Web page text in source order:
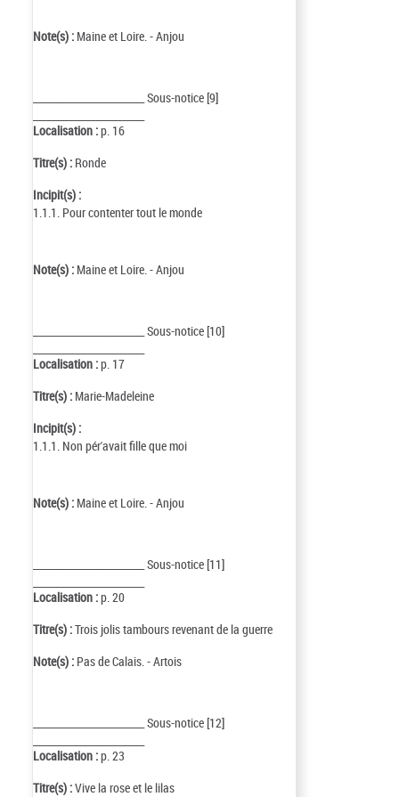
Note(s) : Maine et Loire. - Anjou
_________________________ Sous-notice [9]
Localisation :p. 16
Titre(s) : Ronde
Incipit(s) :
1.1.1. Pour contenter tout le monde
Note(s) : Maine et Loire. - Anjou
_________________________ Sous-notice [10]
Localisation :p. 17
Titre(s) : Marie-Madeleine
Incipit(s) :
1.1.1. Non pér'avait fille que moi
Note(s) : Maine et Loire. - Anjou
_________________________ Sous-notice [11]
Localisation :p. 20
Titre(s) :Trois jolis tambours revenant de la guerre
Note(s) : Pas de Calais. - Artois
_________________________ Sous-notice [12]
Localisation :p. 23
Titre(s) :Vive la rose et le lilas